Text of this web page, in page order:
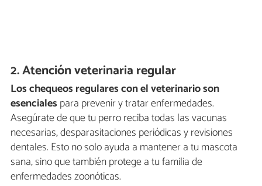
2. Atención veterinaria regular
Los chequeos regulares con el veterinario son
esenciales para prevenir y tratar enfermedades.
Asegúrate de que tu perro reciba todas las vacunas
necesarias, desparasitaciones periódicas y revisiones
dentales. Esto no solo ayuda a mantener a tu mascota
sana, sino que también protege a tu familia de
enfermedades zoonóticas.